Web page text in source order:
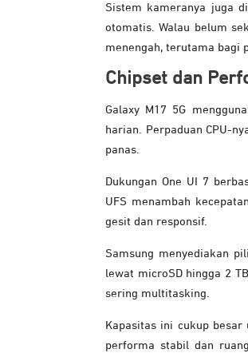
Sistem kameranya juga
otomatis. Walau belum
menengah, terutama bagi
Chipset dan
Galaxy M17 5G
harian. Perpaduan CPU-
panas.
Dukungan One UI 7
UFS menambah
gesit dan responsif.
Samsung menyediakan
lewat microSD hingga 2
sering multitasking.
Kapasitas ini cukup
performa stabil dan